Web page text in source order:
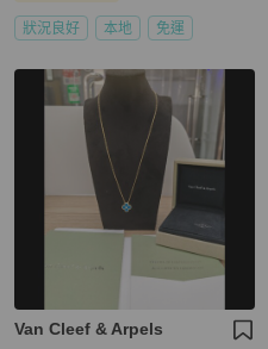
狀況良好 本地 免運
Van Cleef & Arpels